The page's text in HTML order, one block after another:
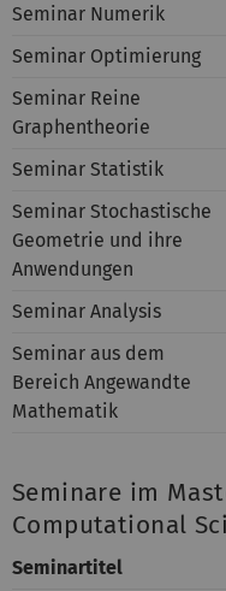
Seminar Numerik
Seminar Optimierung
Seminar Reine
Graphentheorie
Seminar Statistik
Seminar Stochastische
Geometrie und ihre
Anwendungen
Seminar Analysis
Seminar aus dem
Bereich Angewandte
Mathematik
Seminare im
Computational
Seminartitel